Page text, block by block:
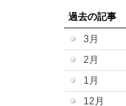
過去の記事
3月
2月
1月
12月